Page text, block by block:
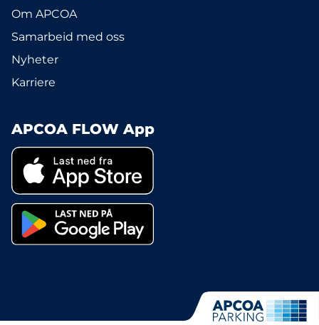
Om APCOA
Samarbeid med oss
Nyheter
Karriere
APCOA FLOW App